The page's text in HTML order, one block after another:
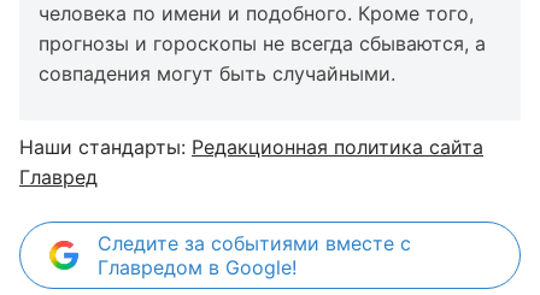
человека по имени и подобного. Кроме того,
прогнозы и гороскопы не всегда сбываются, а
совпадения могут быть случайными.
Наши стандарты: Редакционная политика сайта
Главред
Следите за событиями вместе с
Главредом в Google!